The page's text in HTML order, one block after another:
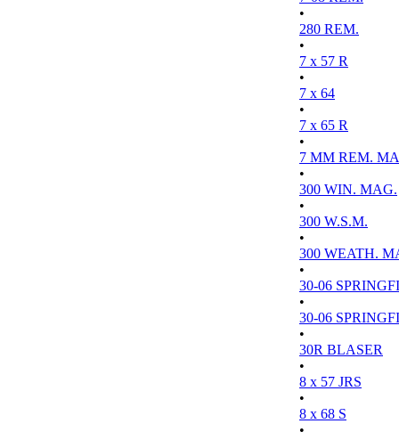
•
280 REM.
•
7 x 57 R
•
7 x 64
•
7 x 65 R
•
7 MM REM.
•
300 WIN. MAG.
•
300 W.S.M.
•
300 WEATH.
•
30-06
•
30-06
•
30R BLASER
•
8 x 57 JRS
•
8 x 68 S
•